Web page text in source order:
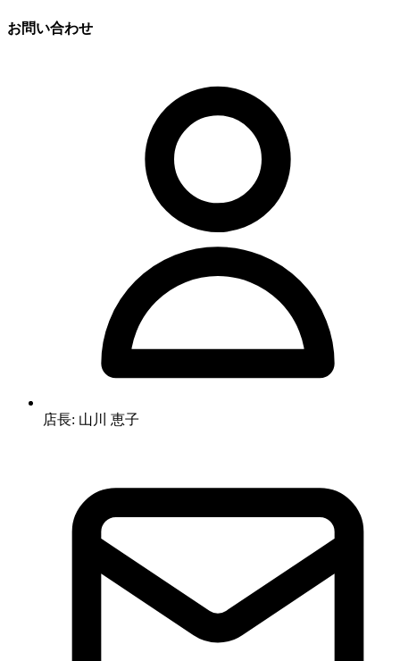
お問い合わせ
店長: 山川 恵子